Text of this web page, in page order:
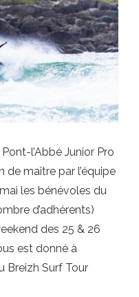
l’Abbé Junior Pro
de maître par l’équipe
les bénévoles du
d’adhérents)
des 25 & 26
est donné à
Breizh Surf Tour